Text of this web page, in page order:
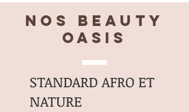
Nos BEAUTY
OASIS
STANDARD AFRO ET
NATURE